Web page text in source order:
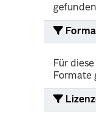
Für
Formate